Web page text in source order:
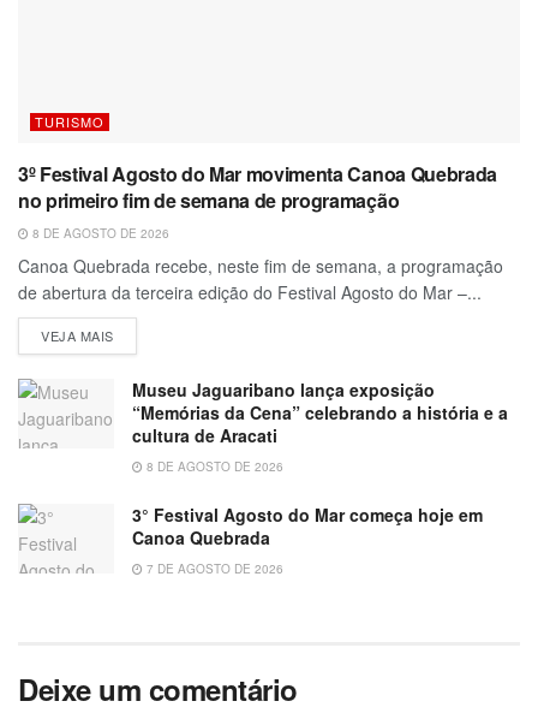
TURISMO
3º Festival Agosto do Mar movimenta Canoa Quebrada
no primeiro fim de semana de programação
8 DE AGOSTO DE 2026
Canoa Quebrada recebe, neste fim de semana, a programação
de abertura da terceira edição do Festival Agosto do Mar –...
VEJA MAIS
Museu Jaguaribano lança exposição
“Memórias da Cena” celebrando a história e a
cultura de Aracati
8 DE AGOSTO DE 2026
3° Festival Agosto do Mar começa hoje em
Canoa Quebrada
7 DE AGOSTO DE 2026
Deixe um comentário